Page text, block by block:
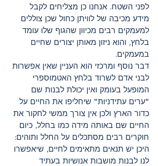
לפני השטח. אנחנו כן מצליחים לקבל
מידע מכיבה של לוויתן כחול שכן צוללים
למעמקים רבים מכיוון שהגוף שלו עומד
בלחץ, והוא ניזון מאותן יצורים שחיים
במעמקים.
דבר נוסף ומרכזי הוא העניין שאין אפשרות
לבני אדם לשרוד בלחץ האטמוספרי
המופעל בעומק ואין יכולת לבנות שם
"ערים עתידניות" שיחליפו את החיים על
כדור הארץ ולכן אין צורך ממשי לחקור את
החיים שם באותה מידה כמו בחלל, כיום
חוקרים רבים מסתכלים על החלל ותוהים:
היכן יש תנאים מתאימים לחיים, שיאפשרו
לנו לבנות מושבות אנושיות בעתיד